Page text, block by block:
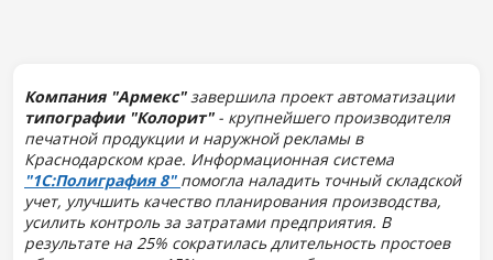
Компания "Армекс" завершила проект автоматизации
типографии "Колорит"- крупнейшего производителя
печатной продукции и наружной рекламы в
Краснодарском крае. Информационная система
"1С:Полиграфия 8" помогла наладить точный складской
учет, улучшить качество планирования производства,
усилить контроль за затратами предприятия. В
результате на 25% сократилась длительность простоев